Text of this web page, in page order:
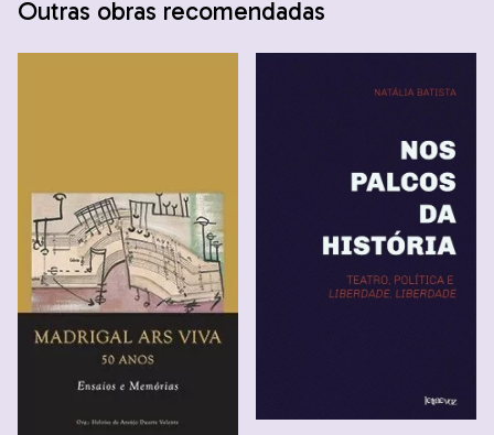
Outras obras recomendadas